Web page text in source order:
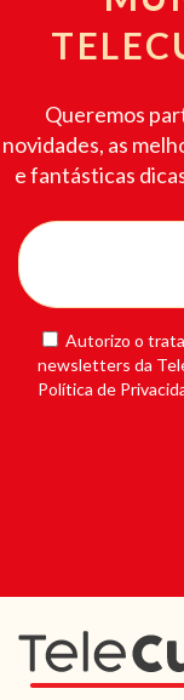
Queremos
novidades, as
e fantásticas
Autorizo o
newsletters da
Política de